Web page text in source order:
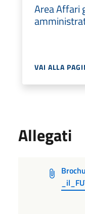
Area Affari
VAI ALLA
Allegati